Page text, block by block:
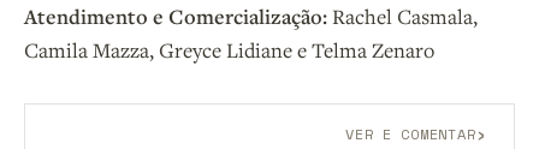
Atendimento e Comercialização:Rachel Casmala,
Camila Mazza, Greyce Lidiane e Telma Zenaro
VER E COMENTAR›